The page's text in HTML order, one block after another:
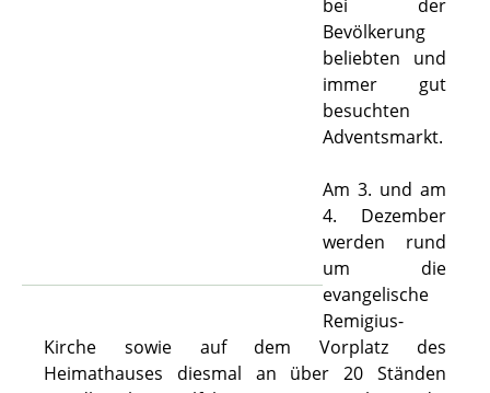
bei der
Bevölkerung
beliebten und
immer gut
besuchten
Adventsmarkt.
Am 3. und am
4. Dezember
werden rund
um die
evangelische
Remigius-
Kirche sowie auf dem Vorplatz des
Heimathauses diesmal an über 20 Ständen